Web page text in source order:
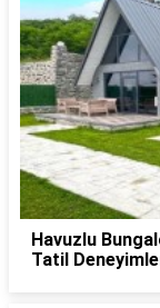
Havuzlu
Tatil